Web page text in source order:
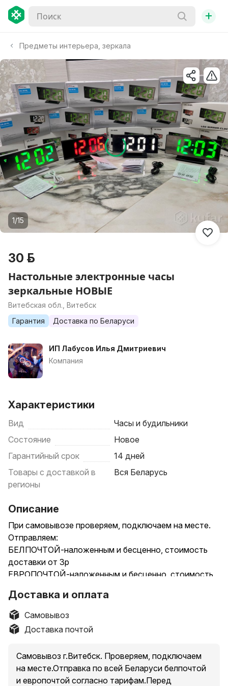
+
Предметы интерьера, зеркала
1/15
30 р.
Настольные электронные часы
зеркальные НОВЫЕ
Витебская обл., Витебск
Гарантия
Доставка по Беларуси
ИП Лабусов Илья Дмитриевич
Компания
Характеристики
Вид
Часы и будильники
Состояние
Новое
Гарантийный срок
14 дней
Товары с доставкой в
регионы
Вся Беларусь
Описание
При самовывозе проверяем, подключаем на месте.
Отправляем:
БЕЛПОЧТОЙ-наложенным и бесценно, стоимость
доставки от 3р
ЕВРОПОЧТОЙ-наложенным и бесценно, стоимость
СМОТРИТЕ ДРУГИЕ МОИ ОБЪЯВЛЕНИЯ !!!
Настольные зеркальные часы DS-3618L разных
цветов!
Белые
Красные
Доставка и оплата
Самовывоз
Доставка почтой
Самовывоз г.Витебск. Проверяем, подключаем
на месте.Отправка по всей Беларуси белпочтой
и европочтой согласно тарифам.Перед